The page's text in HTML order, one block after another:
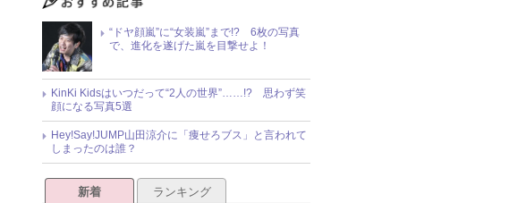
“ドヤ顔嵐”に“女装嵐”まで!? 6枚の写真
で、進化を遂げた嵐を目撃せよ！
KinKi Kidsはいつだって“2人の世界”……!? 思わず笑
顔になる写真5選
Hey!Say!JUMP山田涼介に「痩せろブス」と言われて
しまったのは誰？
新着 ランキング